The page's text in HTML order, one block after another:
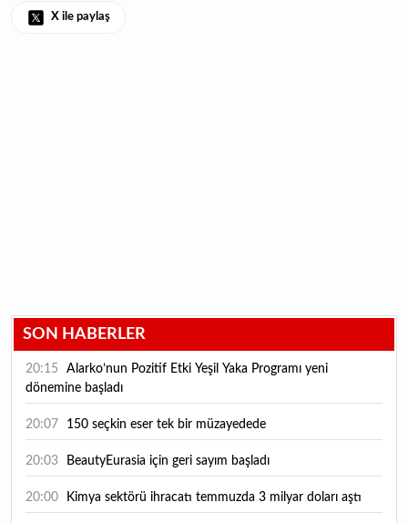
X ile paylaş
SON HABERLER
20:15
dönemine başladı
20:07 150 seçkin eser tek bir müzayedede
20:03 BeautyEurasia için geri sayım başladı
20:00 Kimya sektörü ihracatı temmuzda 3 milyar doları aştı